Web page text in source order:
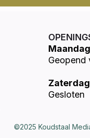
Geopend
Gesloten
©2025 Koudstaal